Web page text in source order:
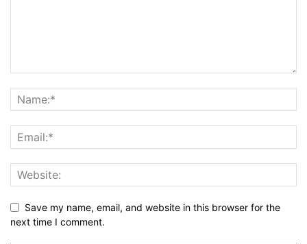
Save my name, email, and website in this browser for the
next time I comment.